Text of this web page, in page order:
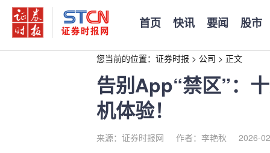
首页 快讯 要闻 股市
您当前的位置： 证券时报 > 公司 > 正文
告别App“禁区”：
机体验！
来源：证券时报网 作者：李艳秋 2026-